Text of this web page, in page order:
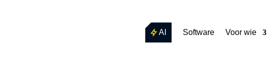
AI Software Voor wie